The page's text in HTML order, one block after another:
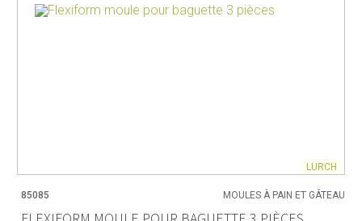
LURCH
85085 MOULES À PAIN ET GÂTEAU